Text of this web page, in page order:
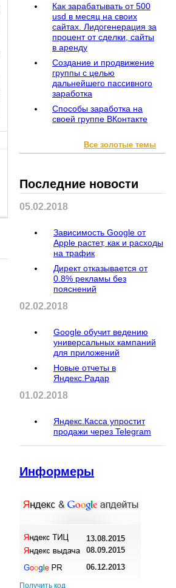
Как зарабатывать от 500
usd в месяц на своих
сайтах. Лидогенерация за
процент от сделки, сайты
в аренду
Создание и продвижение
группы с целью
дальнейшего пассивного
заработка
Способы заработка на
своей группе ВКонтакте
Все золотые темы
Последние новости
05.02.2018
Зависимость Google от
Apple растет, как и расходы
на трафик
Директ отказывается от
0.8% рекламы без
пояснений
02.02.2018
Google обучит ведению
универсальных кампаний
для приложений
Новые отчеты в
Яндекс.Радар
01.02.2018
Яндекс.Касса упростит
продажи через Telegram
Информеры
13.08.2015
08.09.2015
06.12.2013
Получить код